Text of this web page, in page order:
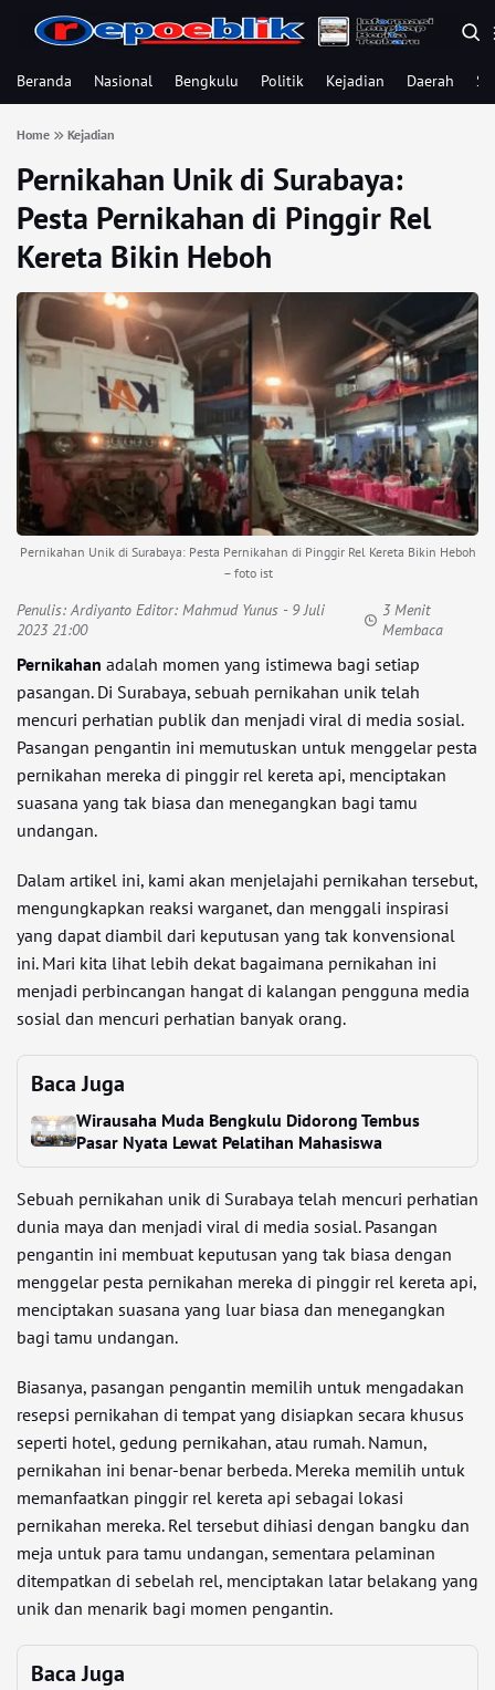
Beranda Nasional Bengkulu Politik Kejadian Daerah
Home Kejadian
Pernikahan Unik di Surabaya:
Pesta Pernikahan di Pinggir Rel
Kereta Bikin Heboh
Pernikahan Unik di Surabaya: Pesta Pernikahan di Pinggir Rel Kereta Bikin Heboh
– foto ist
Penulis:Ardiyanto Editor: Mahmud Yunus - 9 Juli
2023 21:00
3 Menit
Membaca
Pernikahan adalah momen yang istimewa bagi setiap
pasangan. Di Surabaya, sebuah pernikahan unik telah
mencuri perhatian publik dan menjadi viral di media sosial.
Pasangan pengantin ini memutuskan untuk menggelar pesta
pernikahan mereka di pinggir rel kereta api, menciptakan
suasana yang tak biasa dan menegangkan bagi tamu
undangan.
Dalam artikel ini, kami akan menjelajahi pernikahan tersebut,
mengungkapkan reaksi warganet, dan menggali inspirasi
yang dapat diambil dari keputusan yang tak konvensional
ini. Mari kita lihat lebih dekat bagaimana pernikahan ini
menjadi perbincangan hangat di kalangan pengguna media
sosial dan mencuri perhatian banyak orang.
Baca Juga
Wirausaha Muda Bengkulu Didorong Tembus
Pasar Nyata Lewat Pelatihan Mahasiswa
Sebuah pernikahan unik di Surabaya telah mencuri perhatian
dunia maya dan menjadi viral di media sosial. Pasangan
pengantin ini membuat keputusan yang tak biasa dengan
menggelar pesta pernikahan mereka di pinggir rel kereta api,
menciptakan suasana yang luar biasa dan menegangkan
bagi tamu undangan.
Biasanya, pasangan pengantin memilih untuk mengadakan
resepsi pernikahan di tempat yang disiapkan secara khusus
seperti hotel, gedung pernikahan, atau rumah. Namun,
pernikahan ini benar-benar berbeda. Mereka memilih untuk
memanfaatkan pinggir rel kereta api sebagai lokasi
pernikahan mereka. Rel tersebut dihiasi dengan bangku dan
meja untuk para tamu undangan, sementara pelaminan
ditempatkan di sebelah rel, menciptakan latar belakang yang
unik dan menarik bagi momen pengantin.
Baca Juga